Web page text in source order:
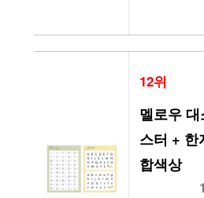
12위
멜로우
스터 + 한
합색상